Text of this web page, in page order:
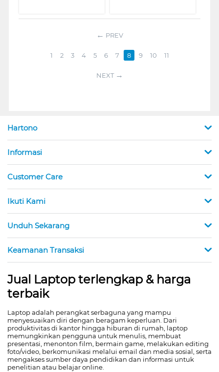
PREV
1 2 3 4 5 6 7 8 9 10 11
NEXT
Hartono
Informasi
Customer Care
Ikuti Kami
Unduh Sekarang
Keamanan Transaksi
Jual Laptop terlengkap & harga
terbaik
Laptop adalah perangkat serbaguna yang mampu
menyesuaikan diri dengan beragam keperluan. Dari
produktivitas di kantor hingga hiburan di rumah, laptop
memungkinkan pengguna untuk menulis, membuat
presentasi, menonton film, bermain game, melakukan editing
foto/video, berkomunikasi melalui email dan media sosial, serta
mengakses sumber daya pendidikan dan informasi untuk
penelitian atau belajar online.